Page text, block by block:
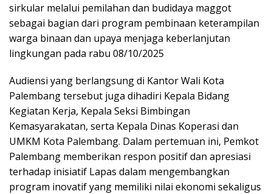
sirkular melalui pemilahan dan budidaya maggot
sebagai bagian dari program pembinaan keterampilan
warga binaan dan upaya menjaga keberlanjutan
lingkungan pada rabu 08/10/2025
Audiensi yang berlangsung di Kantor Wali Kota
Palembang tersebut juga dihadiri Kepala Bidang
Kegiatan Kerja, Kepala Seksi Bimbingan
Kemasyarakatan, serta Kepala Dinas Koperasi dan
UMKM Kota Palembang. Dalam pertemuan ini, Pemkot
Palembang memberikan respon positif dan apresiasi
terhadap inisiatif Lapas dalam mengembangkan
program inovatif yang memiliki nilai ekonomi sekaligus